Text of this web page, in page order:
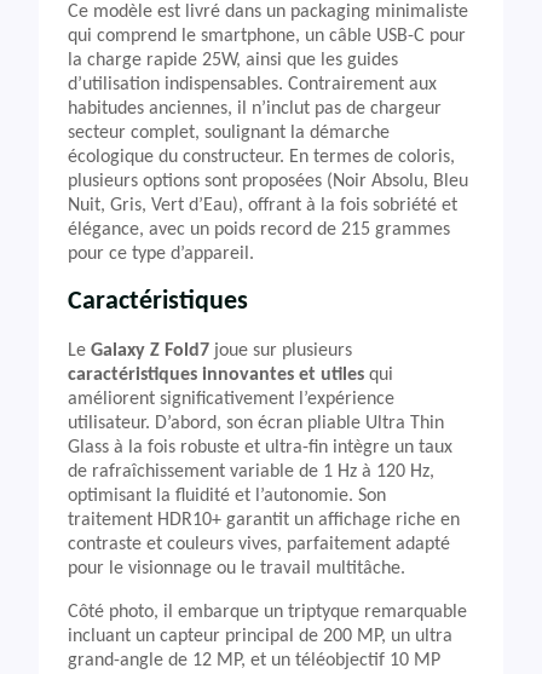
Ce modèle est livré dans un packaging minimaliste
qui comprend le smartphone, un câble USB-C pour
la charge rapide 25W, ainsi que les guides
d’utilisation indispensables. Contrairement aux
habitudes anciennes, il n’inclut pas de chargeur
secteur complet, soulignant la démarche
écologique du constructeur. En termes de coloris,
plusieurs options sont proposées (Noir Absolu, Bleu
Nuit, Gris, Vert d’Eau), offrant à la fois sobriété et
élégance, avec un poids record de 215 grammes
pour ce type d’appareil.
Caractéristiques
Le Galaxy Z Fold7 joue sur plusieurs
caractéristiques innovantes et utiles qui
améliorent significativement l’expérience
utilisateur. D’abord, son écran pliable Ultra Thin
Glass à la fois robuste et ultra-fin intègre un taux
de rafraîchissement variable de 1 Hz à 120 Hz,
optimisant la fluidité et l’autonomie. Son
traitement HDR10+ garantit un affichage riche en
contraste et couleurs vives, parfaitement adapté
pour le visionnage ou le travail multitâche.
Côté photo, il embarque un triptyque remarquable
incluant un capteur principal de 200 MP, un ultra
grand-angle de 12 MP, et un téléobjectif 10 MP